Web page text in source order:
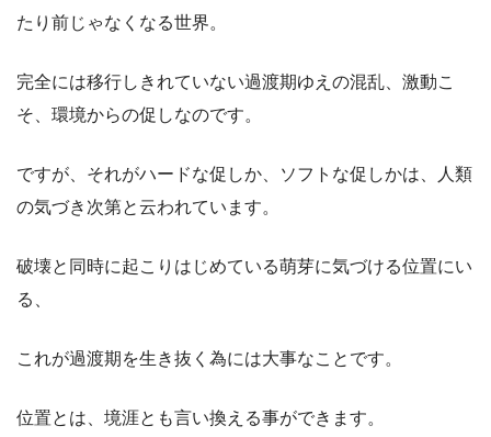
たり前じゃなくなる世界。
完全には移行しきれていない過渡期ゆえの混乱、激動こ
そ、環境からの促しなのです。
ですが、それがハードな促しか、ソフトな促しかは、人類
の気づき次第と云われています。
破壊と同時に起こりはじめている萌芽に気づける位置にい
る、
これが過渡期を生き抜く為には大事なことです。
位置とは、境涯とも言い換える事ができます。